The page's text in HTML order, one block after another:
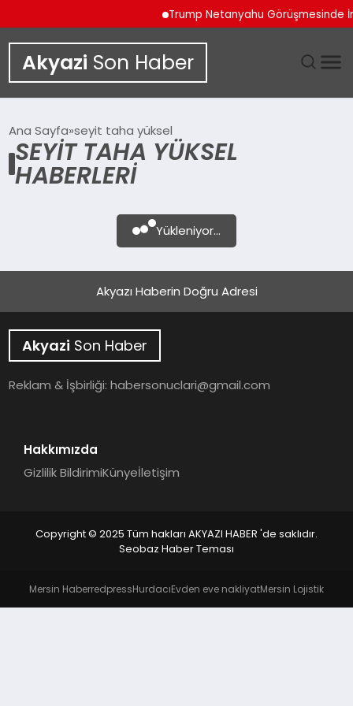
Trump Netanyahu Görüşmesinde
Akyazi Son Haber
SIYASET
YAŞAM
Ana Sayfa seyit taha yüksel
SEYIT TAHA YÜKSEL
HABERLERI
Yükleniyor...
Akyazı Haberin Doğru Adresi
Akyazi Son Haber
Reklam & İşbirliği:habersonuclari@gmail.com
Hakkımızda
Gizlilik BildirimiKünyeİletişim
Copyright © 2025 Tüm hakları AKYAZI HABER 'de saklıdır.
Seobaz Haber Teması
Mersin HaberredpressHurdacıEvden eve nakliyatMersin Lojistik